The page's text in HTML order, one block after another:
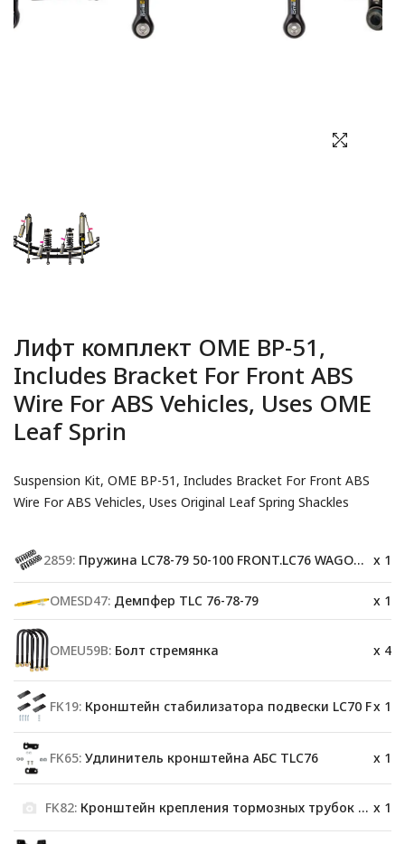
Лифт комплект OME BP-51,
Includes Bracket For Front ABS
Wire For ABS Vehicles, Uses OME
Leaf Sprin
Suspension Kit, OME BP-51, Includes Bracket For Front ABS
Wire For ABS Vehicles, Uses Original Leaf Spring Shackles
2859: Пружина LC78-79 50-100 FRONT.LC76 WAGON 61-120 kg(F) x 1
OMESD47: Демпфер TLC 76-78-79 x 1
OMEU59B: Болт стремянка x 4
FK19: Кронштейн стабилизатора подвески LC70 Fx 1
FK65: Удлинитель кронштейна АБС TLC76 x 1
FK82: Кронштейн крепления тормозных трубок OME FK82 x 1